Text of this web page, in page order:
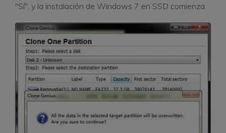
"Sí", y la instalación de Windows 7 en SSD comienza.